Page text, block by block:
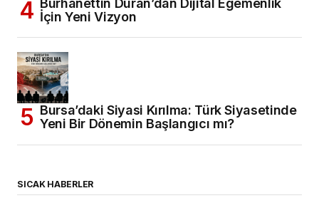
Burhanettin Duran’dan Dijital Egemenlik
İçin Yeni Vizyon
Bursa’daki Siyasi Kırılma: Türk Siyasetinde
Yeni Bir Dönemin Başlangıcı mı?
SICAK HABERLER